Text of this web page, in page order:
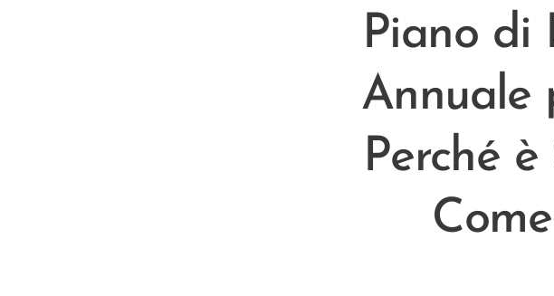
Piano di
Annuale
Perché